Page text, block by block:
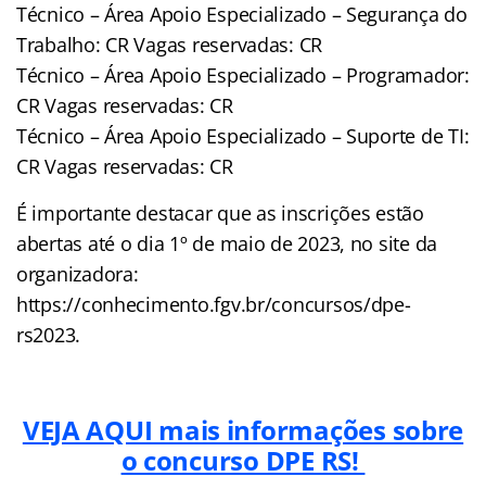
Técnico – Área Apoio Especializado – Segurança do
Trabalho: CR Vagas reservadas: CR
Técnico – Área Apoio Especializado – Programador:
CR Vagas reservadas: CR
Técnico – Área Apoio Especializado – Suporte de TI:
CR Vagas reservadas: CR
É importante destacar que as inscrições estão
abertas até o dia 1º de maio de 2023, no site da
organizadora:
https://conhecimento.fgv.br/concursos/dpe-
rs2023.
VEJA AQUI mais informações sobre
o concurso DPE RS!